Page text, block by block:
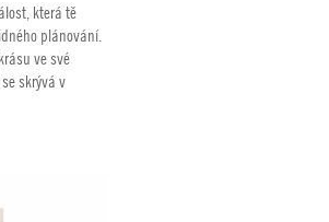
která tě
plánování.
ve své
skrývá v